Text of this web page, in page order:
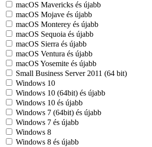
macOS Mavericks és újabb
macOS Mojave és újabb
macOS Monterey és újabb
macOS Sequoia és újabb
macOS Sierra és újabb
macOS Ventura és újabb
macOS Yosemite és újabb
Small Business Server 2011 (64 bit)
Windows 10
Windows 10 (64bit) és újabb
Windows 10 és újabb
Windows 7 (64bit) és újabb
Windows 7 és újabb
Windows 8
Windows 8 és újabb